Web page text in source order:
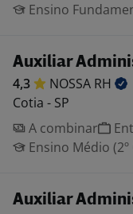
Ensino
Auxiliar
4,3 NOSSA RH
Cotia - SP
A combinar
Ensino Médio (2º
Auxiliar